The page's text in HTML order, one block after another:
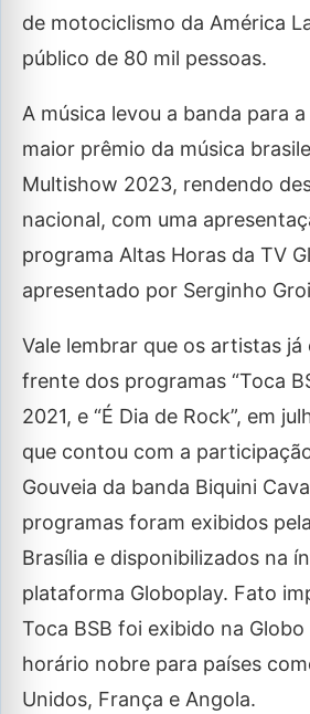
de motociclismo da América
público de 80 mil pessoas.
A música levou a banda para
maior prêmio da música
Multishow 2023, rendendo
nacional, com uma
programa Altas Horas da TV
apresentado por Serginho
Vale lembrar que os artistas já
frente dos programas “Toca
2021, e “É Dia de Rock”, em
que contou com a
Gouveia da banda Biquini
programas foram exibidos
Brasília e disponibilizados na
plataforma Globoplay. Fato
Toca BSB foi exibido na
horário nobre para países
Unidos, França e Angola.